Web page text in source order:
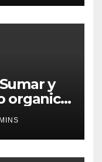
y
organice